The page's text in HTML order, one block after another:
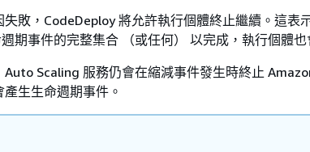
敗，CodeDeploy 將允許執行個體終止繼續。這表
期事件的完整集合 （或任何） 以完成，執行個體也
Scaling 服務仍會在縮減事件發生時終止
生生命週期事件。